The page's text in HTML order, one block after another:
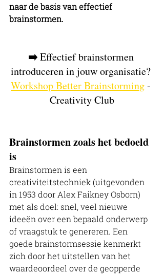
naar de basis van effectief
brainstormen.
➡️ Effectief brainstormen
introduceren in jouw organisatie?
Workshop Better Brainstorming -
Creativity Club
Brainstormen zoals het bedoeld
is
Brainstormen is een
creativiteitstechniek (uitgevonden
in 1953 door Alex Faikney Osborn)
met als doel: snel, veel nieuwe
ideeën over een bepaald onderwerp
of vraagstuk te genereren. Een
goede brainstormsessie kenmerkt
zich door het uitstellen van het
waardeoordeel over de geopperde